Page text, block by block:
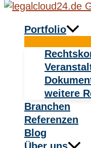
Portfolio
weitere
Branchen
Referenzen
Blog